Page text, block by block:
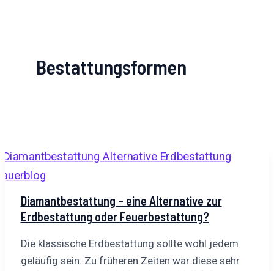
Bestattungsformen
Diamantbestattung – eine Alternative zur
Erdbestattung oder Feuerbestattung?
Die klassische Erdbestattung sollte wohl jedem
geläufig sein. Zu früheren Zeiten war diese sehr